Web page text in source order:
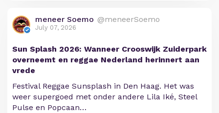
meneer Soemo @meneerSoemo
July 07, 2026
Sun Splash 2026: Wanneer Crooswijk Zuiderpark
overneemt en reggae Nederland herinnert aan
vrede
Festival Reggae Sunsplash in Den Haag. Het was
weer supergoed met onder andere Lila Iké, Steel
Pulse en Popcaan…